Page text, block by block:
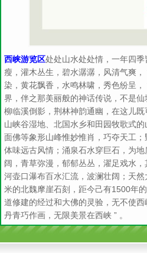
西峡游览区处处山水处处情，一年四
瘦，灌木丛生，碧水潺潺，风清气爽
染，黄花飘香，水鸣林啸，秀色纷呈
界，伴之那美丽般的神话传说，不是
柳临溪倒影，荆林神韵通幽，在这儿
山峡谷湿地、北国水乡和田园牧歌式
面佛等象形山峰惟妙惟肖，巧夺天工
体味远古风情；涌泉石水穿巨石，为
阔，青草弥漫，郁郁丛丛，濯足戏水
河壶口瀑布百水汇流，波澜壮阔；天
米的北魏摩崖石刻，距今己有1500年
道修建的经过和大佛的灵验，无不使
丹青巧作画，无限美景在西峡 ” 。